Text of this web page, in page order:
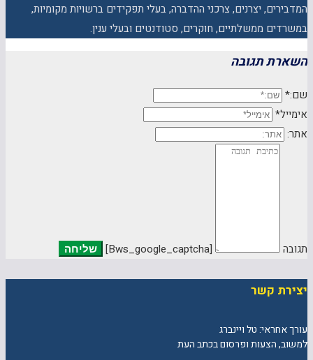
המדבירים, יצרנים, צרכני ההדברה, בעלי תפקידים ברשויות מקומיות,
במשרדים ממשלתיים, חוקרים, סטודנטים ובעלי ענין.
השארת תגובה
שם:*
אימייל*
אתר:
תגובה [bws_google_captcha]
יצירת קשר
עורך אחראי: טל ויינברג
למשוב, הצעות ופרסום בכתב העת